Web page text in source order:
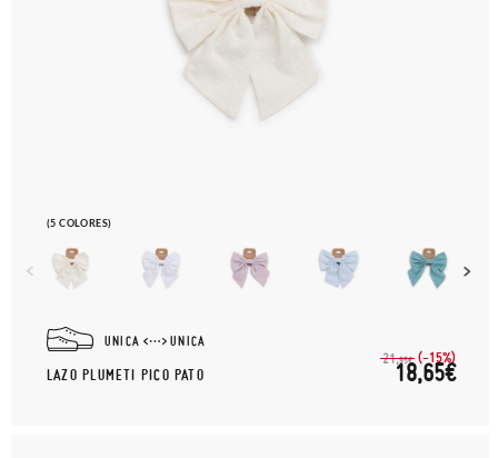
(5 COLORES)
UNICA UNICA
LAZO PLUMETI PICO PATO
21,95€ (-15%)
18,65€